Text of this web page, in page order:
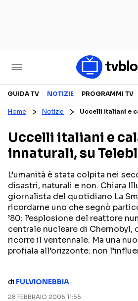
Televisione
CANALI TV
PROGRAMMI TV
PERSONAGGI TV
Streaming
NETFLIX
AMAZON PRIME VIDEO
DAZN
GUIDA TV NOTIZIE PROGRAMMI TV
Home Notizie Uccelli italiani e
Uccelli italiani e
innaturali, su
L’umanità è stata colpita nei
disastri, naturali e non. Chiara
giornalista del quotidiano La
ricordarne uno che segnò
’80: l’esplosione del reattore
centrale nucleare di Chernobyl,
ricorre il ventennale. Ma una
profiala all’orizzonte: non
di FULVIONEBBIA
28 FEBBRAIO 2006 11:55